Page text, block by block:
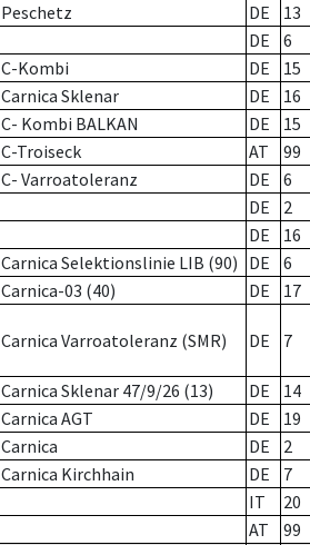
Peschetz DE 13
DE 6
C-Kombi DE 15
Carnica Sklenar DE 16
C- Kombi BALKAN DE 15
C-Troiseck AT 99
C- Varroatoleranz DE 6
DE 2
DE 16
Carnica Selektionslinie LIB (90) DE 6
Carnica-03 (40) DE 17
Carnica Varroatoleranz (SMR) DE 7
Carnica Sklenar 47/9/26 (13) DE 14
Carnica AGT DE 19
Carnica DE 2
Carnica Kirchhain DE 7
IT 20
AT 99